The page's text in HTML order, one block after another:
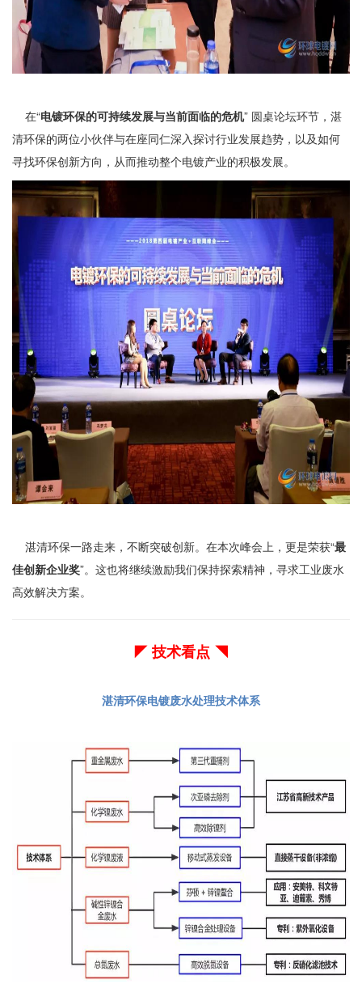
在“电镀环保的可持续发展与当前面临的危机” 圆桌论坛环节，湛
清环保的两位小伙伴与在座同仁深入探讨行业发展趋势，以及如何
寻找环保创新方向，从而推动整个电镀产业的积极发展。
湛清环保一路走来，不断突破创新。在本次峰会上，更是荣获“最
佳创新企业奖”。这也将继续激励我们保持探索精神，寻求工业废水
高效解决方案。
◤ 技术看点 ◥
湛清环保电镀废水处理技术体系